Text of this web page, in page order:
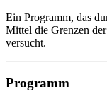
Ein Programm, das
Mittel die Grenzen
versucht.
Programm